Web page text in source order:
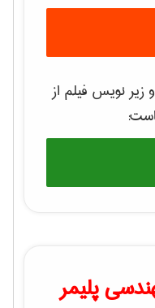
زیر نویس فیلم از
پلیمر